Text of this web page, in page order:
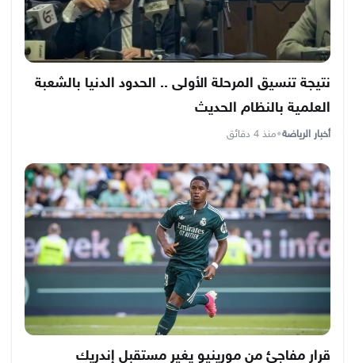
نتيجة تنسيق المرحلة الأولى .. الحدود الدنيا بالشعبة
العلمية بالنظام الحديث
أخبار الرياضة•منذ 4 دقائق
قرار مفاجئ من مورينيو يغير مستقبل إندريك